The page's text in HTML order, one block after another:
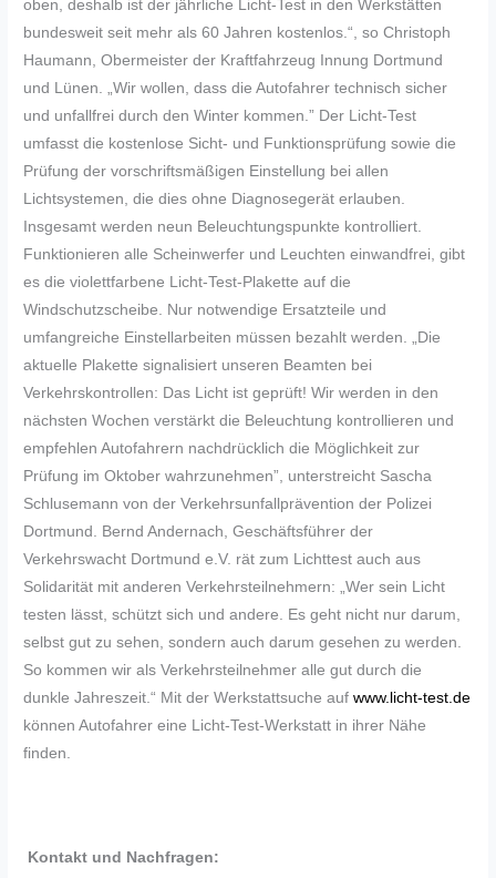
oben, deshalb ist der jährliche Licht-Test in den Werkstätten
bundesweit seit mehr als 60 Jahren kostenlos.“, so Christoph
Haumann, Obermeister der Kraftfahrzeug Innung Dortmund
und Lünen. „Wir wollen, dass die Autofahrer technisch sicher
und unfallfrei durch den Winter kommen.” Der Licht-Test
umfasst die kostenlose Sicht- und Funktionsprüfung sowie die
Prüfung der vorschriftsmäßigen Einstellung bei allen
Lichtsystemen, die dies ohne Diagnosegerät erlauben.
Insgesamt werden neun Beleuchtungspunkte kontrolliert.
Funktionieren alle Scheinwerfer und Leuchten einwandfrei, gibt
es die violettfarbene Licht-Test-Plakette auf die
Windschutzscheibe. Nur notwendige Ersatzteile und
umfangreiche Einstellarbeiten müssen bezahlt werden. „Die
aktuelle Plakette signalisiert unseren Beamten bei
Verkehrskontrollen: Das Licht ist geprüft! Wir werden in den
nächsten Wochen verstärkt die Beleuchtung kontrollieren und
empfehlen Autofahrern nachdrücklich die Möglichkeit zur
Prüfung im Oktober wahrzunehmen”, unterstreicht Sascha
Schlusemann von der Verkehrsunfallprävention der Polizei
Dortmund. Bernd Andernach, Geschäftsführer der
Verkehrswacht Dortmund e.V. rät zum Lichttest auch aus
Solidarität mit anderen Verkehrsteilnehmern: „Wer sein Licht
testen lässt, schützt sich und andere. Es geht nicht nur darum,
selbst gut zu sehen, sondern auch darum gesehen zu werden.
So kommen wir als Verkehrsteilnehmer alle gut durch die
dunkle Jahreszeit.“ Mit der Werkstattsuche aufwww.licht-test.de
können Autofahrer eine Licht-Test-Werkstatt in ihrer Nähe
finden.
Kontakt und Nachfragen: